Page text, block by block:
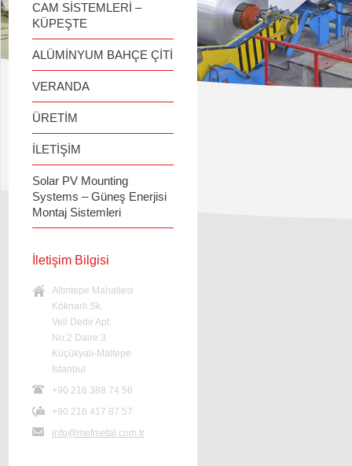
CAM SİSTEMLERİ –
KÜPEŞTE
ALÜMİNYUM BAHÇE ÇİTİ
VERANDA
ÜRETİM
İLETİŞİM
Solar PV Mounting
Systems – Güneş Enerjisi
Montaj Sistemleri
İletişim Bilgisi
Altıntepe Mahallesi
Köknarlı Sk.
Veli Dede Apt.
No:2 Daire:3
Küçükyalı-Maltepe
İstanbul
+90 216 388 74 56
+90 216 417 87 57
info@mefmetal.com.tr